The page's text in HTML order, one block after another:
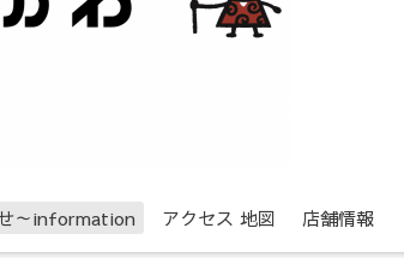
～information アクセス 地図 店舗情報